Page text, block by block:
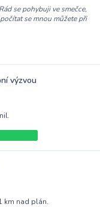
se pohybuji ve smečce,
se mnou můžete při
výzvou
km nad plán.